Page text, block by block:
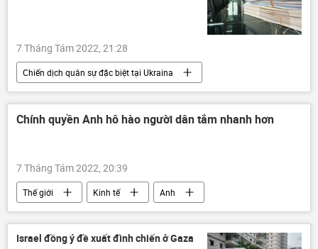
7 Tháng Tám 2022, 21:28
Chiến dịch quân sự đặc biệt tại Ukraina
Thế giới
Nga
Ukraina
Cuộc khủng hoảng ở Ukraina
Chính quyền Anh hô hào người dân tắm nhanh hơn
7 Tháng Tám 2022, 20:39
Thế giới Kinh tế
Anh
năng lượng
nước
Báo chí thế giới
Xã hội
Israel đồng ý đề xuất đình chiến ở Gaza